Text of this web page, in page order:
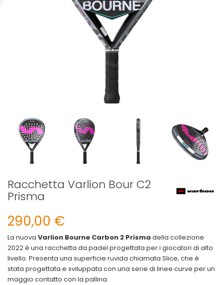
Racchetta Varlion Bour C2
Prisma
290,00 €
La nuova Varlion Bourne Carbon 2 Prisma della collezione
2022 è una racchetta da padel progettata per i giocatori di alto
livello. Presenta una superficie ruvida chiamata Slice, che è
stata progettata e sviluppata con una serie di linee curve per un
maggio contatto con la pallina.